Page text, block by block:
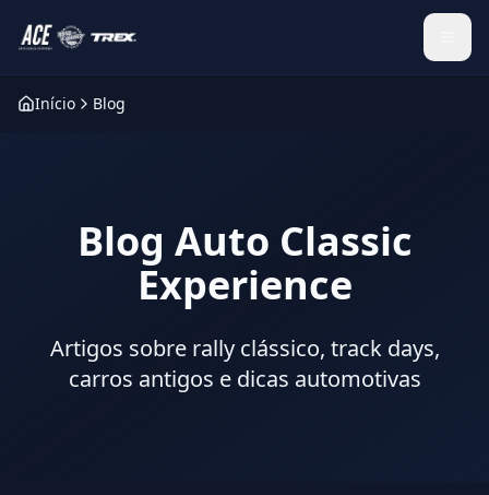
Início Blog
Blog Auto Classic
Experience
Artigos sobre rally clássico, track days,
carros antigos e dicas automotivas